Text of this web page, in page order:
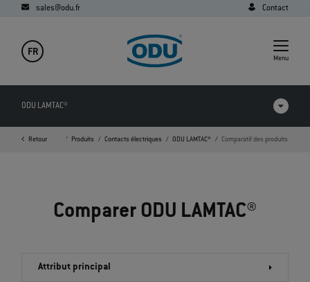
sales@odu.fr Contact
FR
Menu
ODU LAMTAC®
Comparatif des produits
Téléchargements
FAQ
Retour
Page d'accueil Produits Contacts électriques ODU LAMTAC® Comparatif des produits
Comparer ODU LAMTAC®
Attribut principal